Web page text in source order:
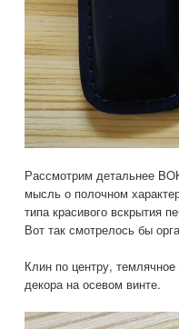
Рассмотрим детальнее
мысль о полочном
типа красивого вскрытия
Вот так смотрелось бы
Клин по центру,
декора на осевом винте.